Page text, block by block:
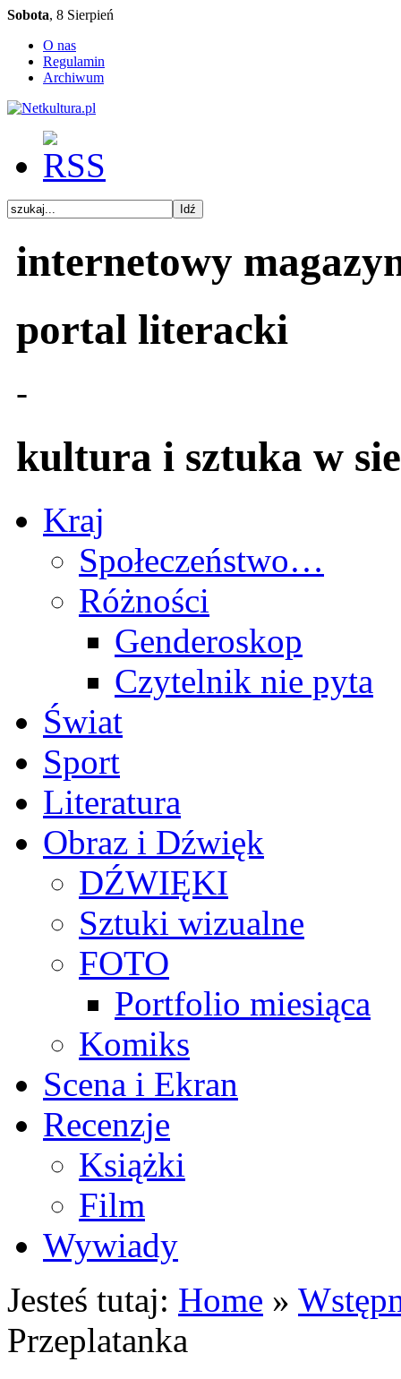
Sobota, 8 Sierpień
O nas
Regulamin
Archiwum
internetowy
portal literacki
-
kultura i sztuka w
Kraj
Społeczeństwo…
Różności
Genderoskop
Czytelnik nie pyta
Świat
Sport
Literatura
Obraz i Dźwięk
DŹWIĘKI
Sztuki wizualne
FOTO
Portfolio miesiąca
Komiks
Scena i Ekran
Recenzje
Książki
Film
Wywiady
Jesteś tutaj: Home »
Przeplatanka